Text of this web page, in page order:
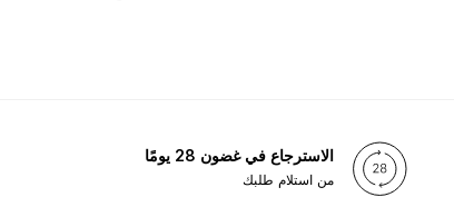
الاسترجاع في غضون 28 يومًا
من استلام طلبك